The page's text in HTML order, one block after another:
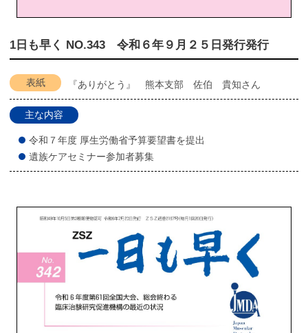
1日も早く NO.343 令和６年９月２５日発行発行
表紙 『ありがとう』 熊本支部 佐伯 貴知さん
主な内容
令和７年度 厚生労働省予算要望書を提出
遺族ケアセミナー参加者募集